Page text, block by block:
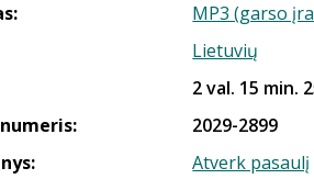
MP3 (garso
Lietuvių
2 val. 15 min.
2029-2899
Atverk pasaulį